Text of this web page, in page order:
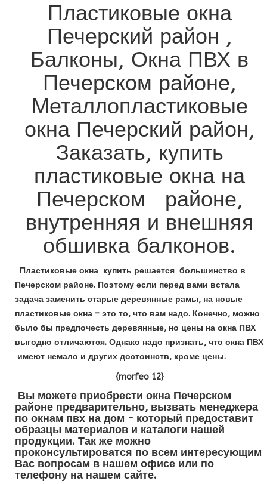
Пластиковые окна
Печерский район ,
Балконы, Окна ПВХ в
Печерском районе,
Металлопластиковые
окна Печерский район,
Заказать, купить
пластиковые окна на
Печерском районе,
внутренняя и внешняя
обшивка балконов.
Пластиковые окна купить решается большинство в
Печерском районе. Поэтому если перед вами встала
задача заменить старые деревянные рамы, на новые
пластиковые окна – это то, что вам надо. Конечно, можно
было бы предпочесть деревянные, но цены на окна ПВХ
выгодно отличаются. Однако надо признать, что окна ПВХ
имеют немало и других достоинств, кроме цены.
{morfeo 12}
Вы можете приобрести окна Печерском
районе предварительно, вызвать менеджера
по окнам пвх на дом - который предоставит
образцы материалов и каталоги нашей
продукции. Так же можно
проконсультироватся по всем интересующим
Вас вопросам в нашем офисе или по
телефону на нашем сайте.